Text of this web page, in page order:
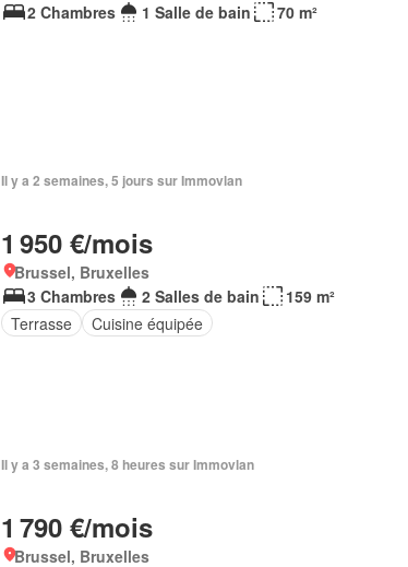
2 Chambres
1 Salle de bain 70 m²
Il y a 2 semaines, 5 jours sur Immovlan
1 950 €/mois
Brussel, Bruxelles
3 Chambres
2 Salles de bain
159 m²
Terrasse
Cuisine équipée
Il y a 3 semaines, 8 heures sur Immovlan
1 790 €/mois
Brussel, Bruxelles